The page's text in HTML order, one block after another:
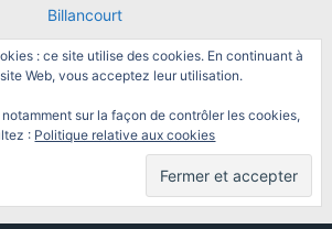
Billancourt
: ce site utilise des cookies. En continuant à
Web, vous acceptez leur utilisation.
sur la façon de contrôler les cookies,
: Politique relative aux cookies